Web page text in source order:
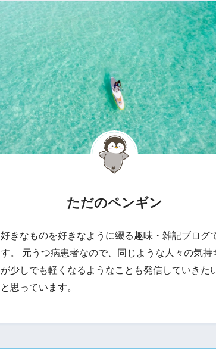
ただのペンギン
好きなものを好きなように綴る趣味・雑記ブログ
す。 元うつ病患者なので、同じような人々の気持
が少しでも軽くなるようなことも発信していきた
と思っています。